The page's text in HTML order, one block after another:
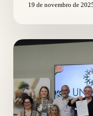
19 de novembro de
OTCA
firmam
parceria
para
impulsionar